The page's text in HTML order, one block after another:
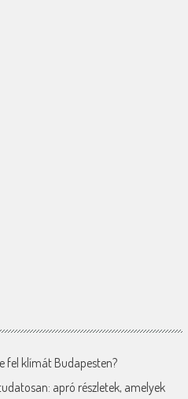
fel klímát Budapesten?
apró részletek, amelyek